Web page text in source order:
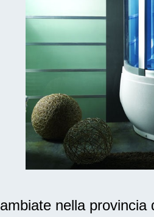
nella